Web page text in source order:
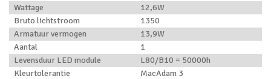
Wattage
12,6W
Bruto lichtstroom
1350
Armatuur vermogen
13,9W
Aantal
1
Levensduur LED module
L80/B10 = 50000h
Kleurtolerantie
MacAdam 3